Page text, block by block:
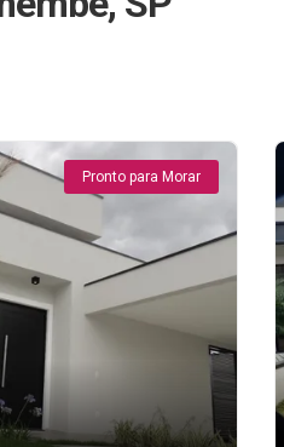
Pronto para Morar